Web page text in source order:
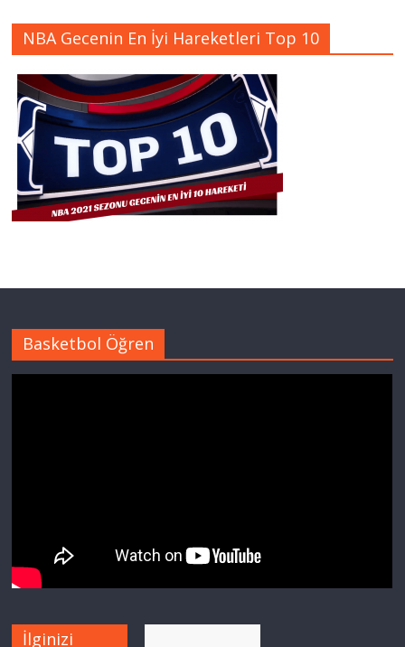
NBA Gecenin En İyi Hareketleri Top 10
Basketbol Öğren
İlginizi